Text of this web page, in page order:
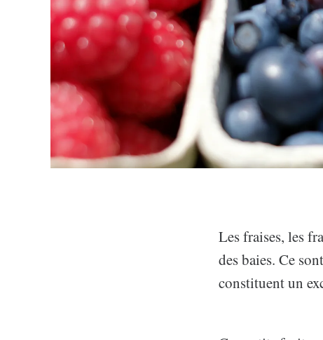
Les fraises, les
des baies. Ce
constituent un